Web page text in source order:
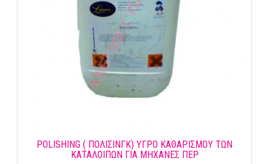
POLISHING ( ΠΟΛΙΣΙΝΓΚ) ΥΓΡΟ ΚΑΘΑΡΙΣΜΟΥ ΤΩΝ
ΚΑΤΑΛΟΙΠΩΝ ΓΙΑ ΜΗΧΑΝΕΣ ΠΕΡ